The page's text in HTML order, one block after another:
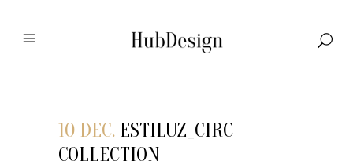
10 DEC. ESTILUZ_CIRC
COLLECTION